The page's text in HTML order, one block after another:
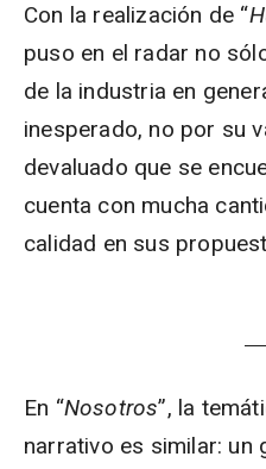
Con la realización de “
puso en el radar no
de la industria en
inesperado, no por su
devaluado que se
cuenta con mucha
calidad en sus
En “Nosotros”, la
narrativo es similar: un